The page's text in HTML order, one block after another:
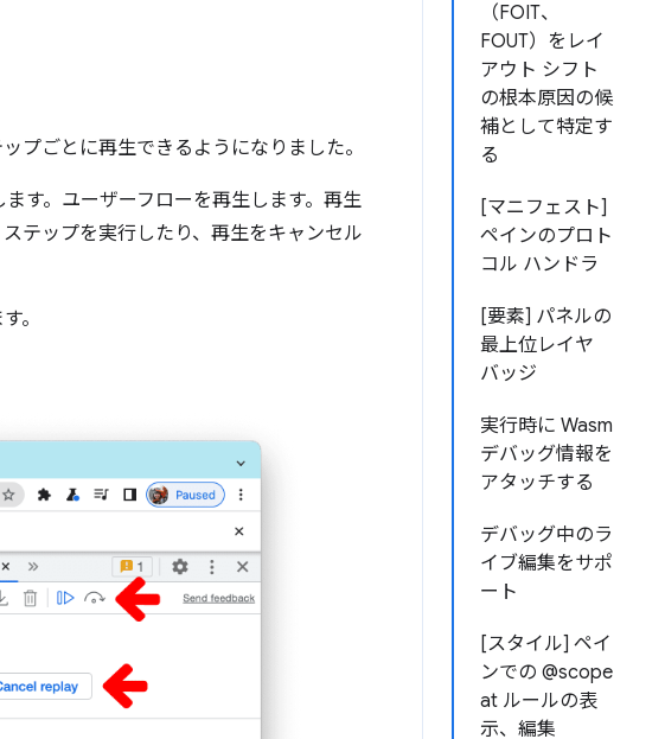
（FOIT、
FOUT）をレイ
アウト シフト
の根本原因の候
補として特定す
る
[マニフェスト]
ペインのプロト
コル ハンドラ
[要素] パネルの
最上位レイヤ
バッジ
実行時に Wasm
デバッグ情報を
アタッチする
デバッグ中のラ
イブ編集をサポ
ート
[スタイル] ペイ
ンでの @scope
at ルールの表
示、編集
プごとに再生できるようになりました。
す。ユーザーフローを再生します。再生
テップを実行したり、再生をキャンセル
。